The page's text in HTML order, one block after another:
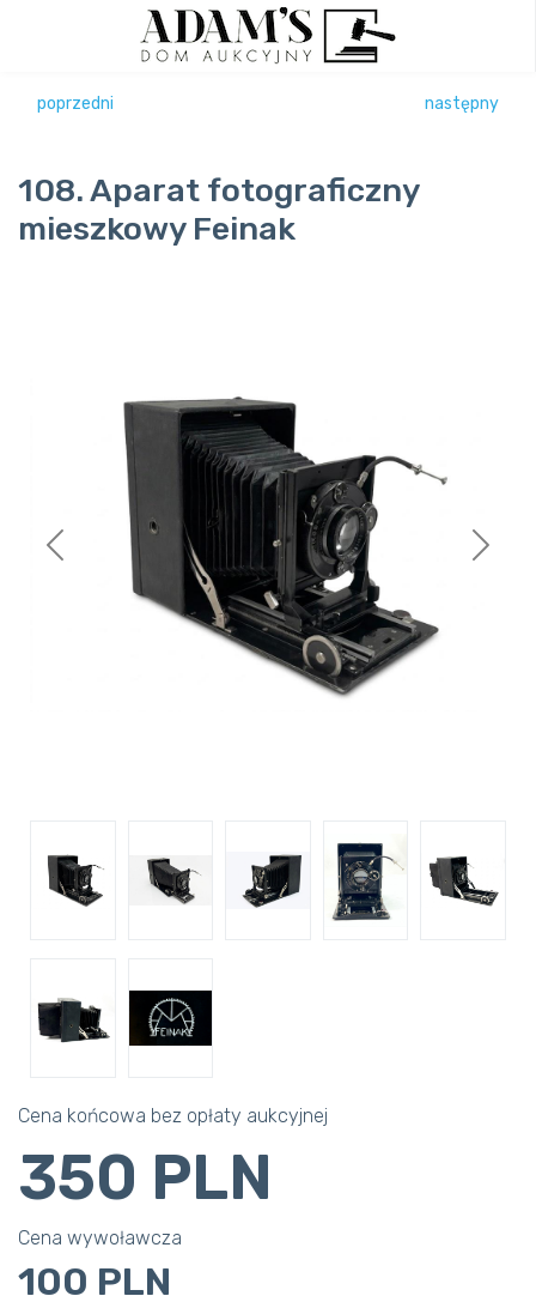
poprzedni następny
108. Aparat fotograficzny
mieszkowy Feinak
Previous Next
Cena końcowa bez opłaty aukcyjnej
350 PLN
Cena wywoławcza
100 PLN